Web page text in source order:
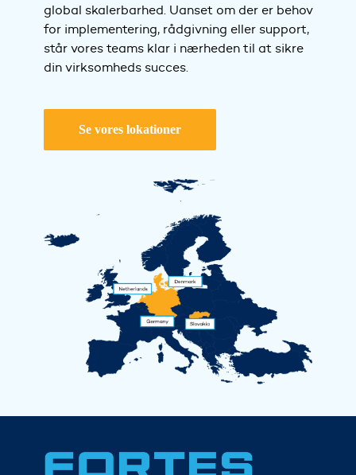
global skalerbarhed. Uanset om der er behov
for implementering, rådgivning eller support,
står vores teams klar i nærheden til at sikre
din virksomheds succes.
Se vores lokationer